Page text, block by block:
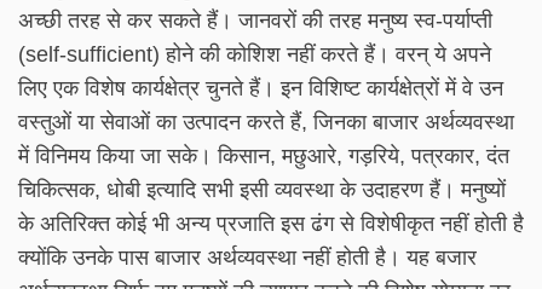
अच्छी तरह से कर सकते हैं। जानवरों की तरह मनुष्य स्व-पर्याप्ती
(self-sufficient) होने की कोशिश नहीं करते हैं। वरन् ये अपने
लिए एक विशेष कार्यक्षेत्र चुनते हैं। इन विशिष्ट कार्यक्षेत्रों में वे उन
वस्तुओं या सेवाओं का उत्पादन करते हैं, जिनका बाजार अर्थव्यवस्था
में विनिमय किया जा सके। किसान, मछुआरे, गड़रिये, पत्रकार, दंत
चिकित्सक, धोबी इत्यादि सभी इसी व्यवस्था के उदाहरण हैं। मनुष्यों
के अतिरिक्त कोई भी अन्य प्रजाति इस ढंग से विशेषीकृत नहीं होती है
क्योंकि उनके पास बाजार अर्थव्यवस्था नहीं होती है। यह बजार